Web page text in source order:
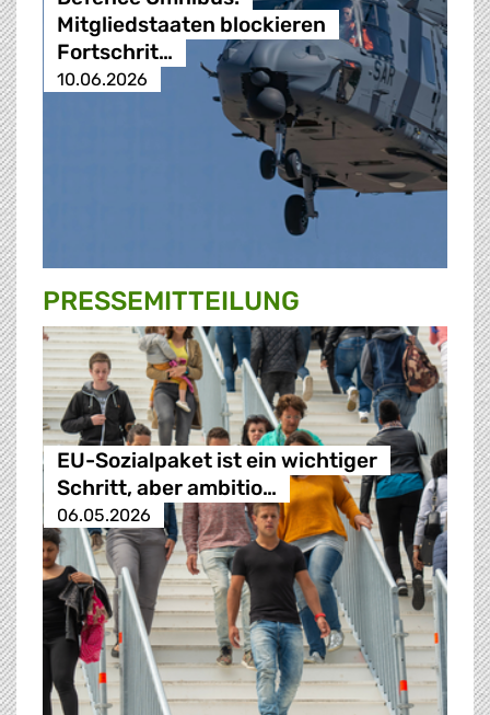
Mitgliedstaaten blockieren
Fortschrit…
10.06.2026
PRESSE­MITTEILUNG
EU-Sozialpaket ist ein wichtiger
Schritt, aber ambitio…
06.05.2026